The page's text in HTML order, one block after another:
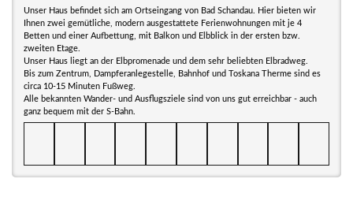
Unser Haus befindet sich am Ortseingang von Bad Schandau. Hier bieten wir
Ihnen zwei gemütliche, modern ausgestattete Ferienwohnungen mit je 4
Betten und einer Aufbettung, mit Balkon und Elbblick in der ersten bzw.
zweiten Etage.
Unser Haus liegt an der Elbpromenade und dem sehr beliebten Elbradweg.
Bis zum Zentrum, Dampferanlegestelle, Bahnhof und Toskana Therme sind es
circa 10-15 Minuten Fußweg.
Alle bekannten Wander- und Ausflugsziele sind von uns gut erreichbar - auch
ganz bequem mit der S-Bahn.